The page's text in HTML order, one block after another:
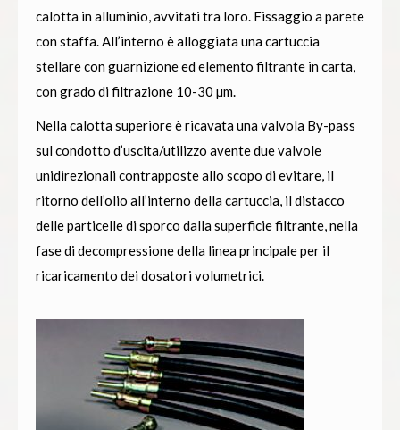
calotta in alluminio, avvitati tra loro. Fissaggio a parete
con staffa. All’interno è alloggiata una cartuccia
stellare con guarnizione ed elemento filtrante in carta,
con grado di filtrazione 10-30 µm.
Nella calotta superiore è ricavata una valvola By-pass
sul condotto d’uscita/utilizzo avente due valvole
unidirezionali contrapposte allo scopo di evitare, il
ritorno dell’olio all’interno della cartuccia, il distacco
delle particelle di sporco dalla superficie filtrante, nella
fase di decompressione della linea principale per il
ricaricamento dei dosatori volumetrici.